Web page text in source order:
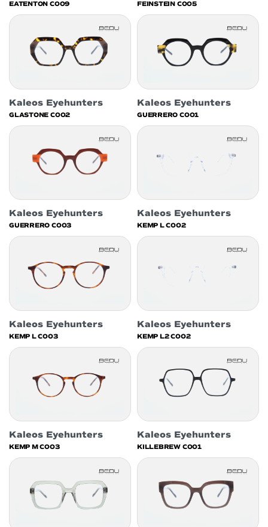
EATENTON C009 FEINSTEIN C005
Kaleos Eyehunters
GLASTONE C002
Kaleos Eyehunters
GUERRERO C001
Kaleos Eyehunters
GUERRERO C003
Kaleos Eyehunters
KEMP L C002
Kaleos Eyehunters
KEMP L C003
Kaleos Eyehunters
KEMP L2 C002
Kaleos Eyehunters
KEMP M C003
Kaleos Eyehunters
KILLEBREW C001